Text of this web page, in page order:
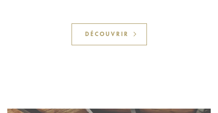
DÉCOUVRIR